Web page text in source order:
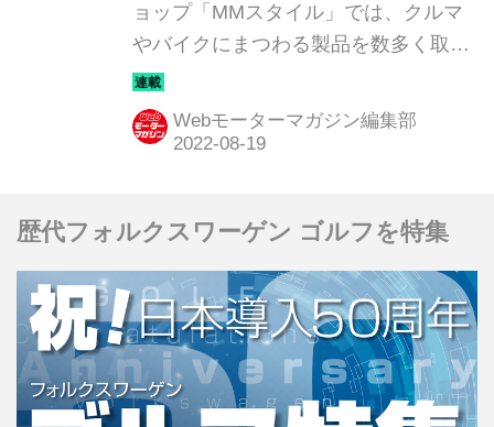
ル コレクション】
ョップ「MMスタイル」では、クルマ
やバイクにまつわる製品を数多く取り
揃えている。そのアイテムの中から、
Webモーターマガジン編集部としてオ
ススメしたい逸品を紹介しよう。今回
Webモーターマガジン編集部
歴代フォルクスワーゲン ゴルフを特集